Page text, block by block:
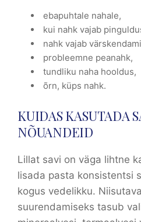
ebapuhtale nahale,
kui nahk vajab
nahk vajab
probleemne peanahk,
tundliku naha hooldus,
õrn, küps nahk.
KUIDAS KASUTADA
NÕUANDEID
Lillat savi on väga lihtne
lisada pasta konsistentsi
kogus vedelikku.
suurendamiseks tasub